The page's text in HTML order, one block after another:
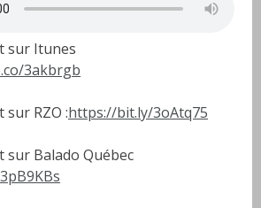
sur Itunes
3akbrgb
sur RZO :https://bit.ly/3oAtq75
sur Balado Québec